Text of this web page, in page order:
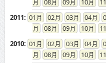
01 02 03 04
08
09 10
01 02 03 04
08
09 10
01 02 03 04